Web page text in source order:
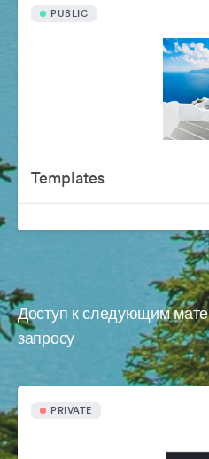
PUBLIC
Templates
Доступ к следующим
запросу
PRIVATE